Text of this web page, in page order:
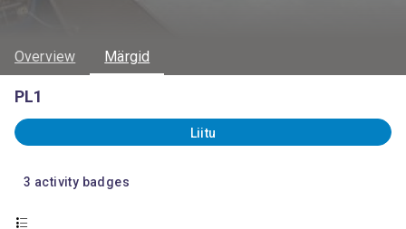
Overview Märgid
PL1
Liitu
3 activity badges